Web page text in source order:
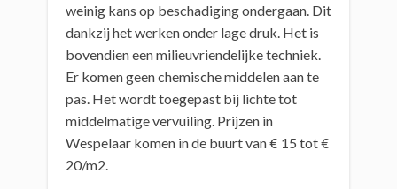
weinig kans op beschadiging ondergaan. Dit
dankzij het werken onder lage druk. Het is
bovendien een milieuvriendelijke techniek.
Er komen geen chemische middelen aan te
pas. Het wordt toegepast bij lichte tot
middelmatige vervuiling. Prijzen in
Wespelaar komen in de buurt van € 15 tot €
20/m2.